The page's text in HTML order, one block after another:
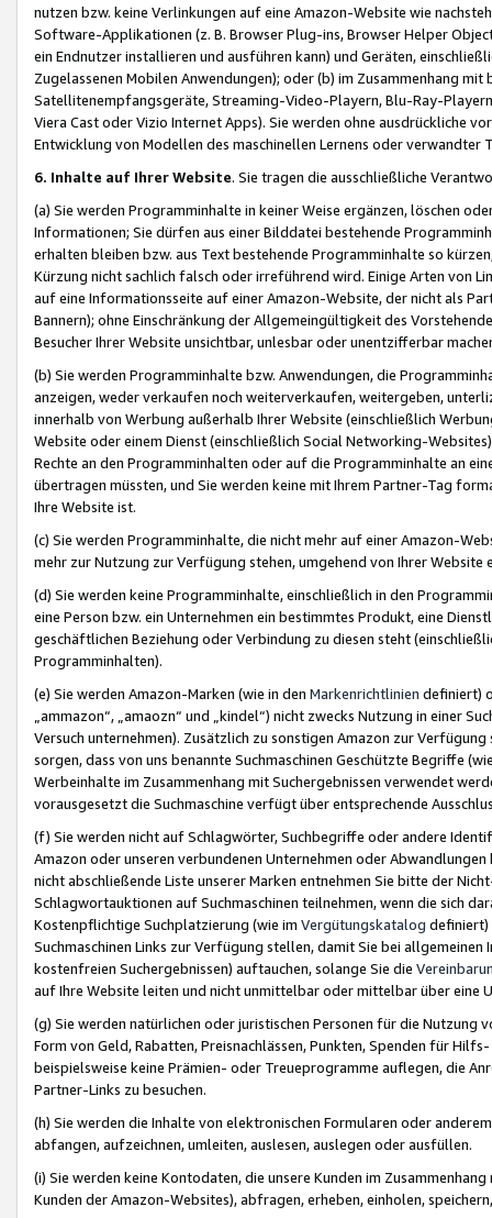
nutzen bzw. keine Verlinkungen auf eine Amazon-Website wie
Software-Applikationen (z. B. Browser Plug-ins, Browser Helper
ein Endnutzer installieren und ausführen kann) und Geräten,
Zugelassenen Mobilen Anwendungen); oder (b) im Zusammenhang
Satellitenempfangsgeräte, Streaming-Video-Playern, Blu-Ray-
Viera Cast oder Vizio Internet Apps). Sie werden ohne ausdrückliche
Entwicklung von Modellen des maschinellen Lernens oder
6. Inhalte auf Ihrer Website. Sie tragen die ausschließliche
(a) Sie werden Programminhalte in keiner Weise ergänzen, löschen
Informationen; Sie dürfen aus einer Bilddatei bestehende
erhalten bleiben bzw. aus Text bestehende Programminhalte so
Kürzung nicht sachlich falsch oder irreführend wird. Einige Arten von
auf eine Informationsseite auf einer Amazon-Website, der nicht als
Bannern); ohne Einschränkung der Allgemeingültigkeit des
Besucher Ihrer Website unsichtbar, unlesbar oder unentzifferbar
(b) Sie werden Programminhalte bzw. Anwendungen, die
anzeigen, weder verkaufen noch weiterverkaufen, weitergeben,
innerhalb von Werbung außerhalb Ihrer Website (einschließlich
Website oder einem Dienst (einschließlich Social Networking-
Rechte an den Programminhalten oder auf die Programminhalte an
übertragen müssten, und Sie werden keine mit Ihrem Partner-Tag
Ihre Website ist.
(c) Sie werden Programminhalte, die nicht mehr auf einer Amazon-
mehr zur Nutzung zur Verfügung stehen, umgehend von Ihrer
(d) Sie werden keine Programminhalte, einschließlich in den
eine Person bzw. ein Unternehmen ein bestimmtes Produkt, eine
geschäftlichen Beziehung oder Verbindung zu diesen steht
Programminhalten).
(e) Sie werden Amazon-Marken (wie in den Markenrichtlinien definiert)
„ammazon“, „amaozn“ und „kindel“) nicht zwecks Nutzung in einer
Versuch unternehmen). Zusätzlich zu sonstigen Amazon zur
sorgen, dass von uns benannte Suchmaschinen Geschützte Begriffe
Werbeinhalte im Zusammenhang mit Suchergebnissen verwendet
vorausgesetzt die Suchmaschine verfügt über entsprechende
(f) Sie werden nicht auf Schlagwörter, Suchbegriffe oder andere
Amazon oder unseren verbundenen Unternehmen oder
nicht abschließende Liste unserer Marken entnehmen Sie bitte der
Schlagwortauktionen auf Suchmaschinen teilnehmen, wenn die sich
Kostenpflichtige Suchplatzierung (wie im Vergütungskatalog definiert)
Suchmaschinen Links zur Verfügung stellen, damit Sie bei
kostenfreien Suchergebnissen) auftauchen, solange Sie die
auf Ihre Website leiten und nicht unmittelbar oder mittelbar über eine
(g) Sie werden natürlichen oder juristischen Personen für die Nutzung
Form von Geld, Rabatten, Preisnachlässen, Punkten, Spenden für
beispielsweise keine Prämien- oder Treueprogramme auflegen, die
Partner-Links zu besuchen.
(h) Sie werden die Inhalte von elektronischen Formularen oder
abfangen, aufzeichnen, umleiten, auslesen, auslegen oder ausfüllen.
(i) Sie werden keine Kontodaten, die unsere Kunden im
Kunden der Amazon-Websites), abfragen, erheben, einholen,